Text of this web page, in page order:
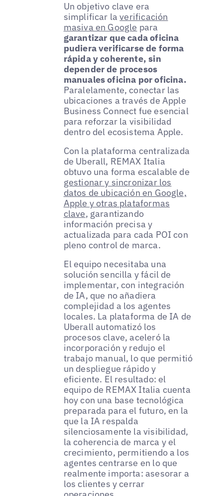
Un objetivo clave era
simplificar laverificación
masiva en Google para
garantizar que cada oficina
pudiera verificarse de forma
rápida y coherente, sin
depender de procesos
manuales oficina por oficina.
Paralelamente, conectar las
ubicaciones a través de Apple
Business Connect fue esencial
para reforzar la visibilidad
dentro del ecosistema Apple.
Con la plataforma centralizada
de Uberall, REMAX Italia
obtuvo una forma escalable de
gestionar y sincronizar los
datos de ubicación en Google,
Apple y otras plataformas
clave, garantizando
información precisa y
actualizada para cada POI con
pleno control de marca.
El equipo necesitaba una
solución sencilla y fácil de
implementar, con integración
de IA, que no añadiera
complejidad a los agentes
locales. La plataforma de IA de
Uberall automatizó los
procesos clave, aceleró la
incorporación y redujo el
trabajo manual, lo que permitió
un despliegue rápido y
eficiente. El resultado: el
equipo de REMAX Italia cuenta
hoy con una base tecnológica
preparada para el futuro, en la
que la IA respalda
silenciosamente la visibilidad,
la coherencia de marca y el
crecimiento, permitiendo a los
agentes centrarse en lo que
realmente importa: asesorar a
los clientes y cerrar